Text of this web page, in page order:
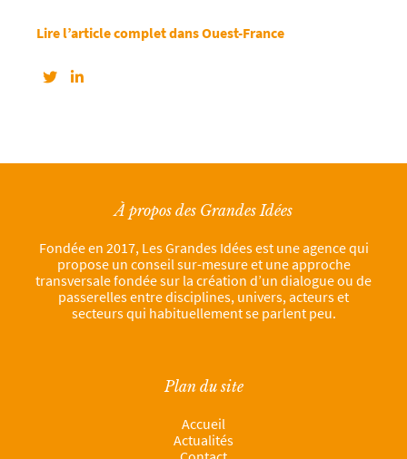
Lire l’article complet dans Ouest-France
À propos des Grandes Idées
Fondée en 2017, Les Grandes Idées est une agence qui
propose un conseil sur-mesure et une approche
transversale fondée sur la création d’un dialogue ou de
passerelles entre disciplines, univers, acteurs et
secteurs qui habituellement se parlent peu.
Plan du site
Accueil
Actualités